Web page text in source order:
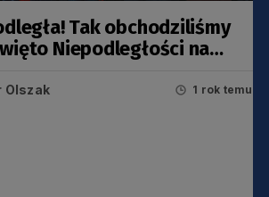
Tak obchodziliśmy
Niepodległości na
Olszak 1 rok temu